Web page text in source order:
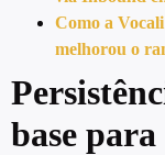
Como a
melhorou o
base para